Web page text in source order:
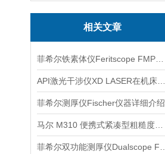
相关文章
菲希尔测厚仪Fischer仪器详细介绍